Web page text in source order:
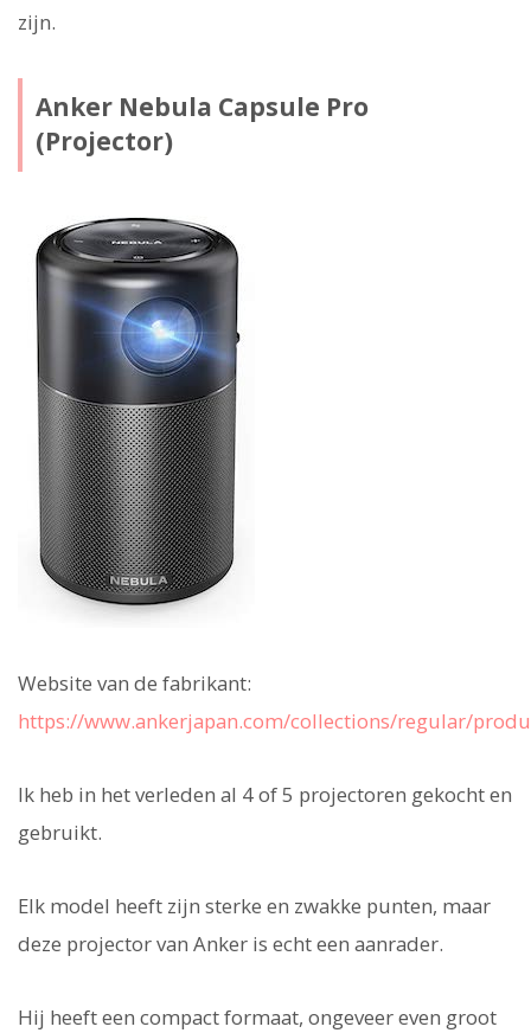
zijn.
Anker Nebula Capsule Pro
(Projector)
Website van de fabrikant:
https://www.ankerjapan.com/collections/regular/
Ik heb in het verleden al 4 of 5 projectoren gekocht en
gebruikt.
Elk model heeft zijn sterke en zwakke punten, maar
deze projector van Anker is echt een aanrader.
Hij heeft een compact formaat, ongeveer even groot